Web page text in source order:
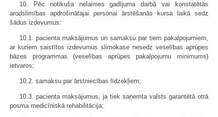
10. Pēc notikuša nelaimes gadījuma darbā vai konstatētās
arodslimības apdrošinātajai personai ārstēšanās kursa laikā sedz
šādus izdevumus:
10.1. pacienta maksājumus un samaksu par tiem pakalpojumiem,
ar kuriem saistītos izdevumus slimokase nesedz veselības aprūpes
bāzes programmas (veselības aprūpes pakalpojumu minimums)
ietvaros;
10.2. samaksu par ārstniecības līdzekļiem;
10.3. pacienta maksājumus, ja tiek saņemta valsts garantētā otrā
posma medicīniskā rehabilitācija;